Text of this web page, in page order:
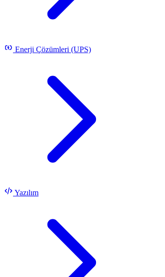
Enerji Çözümleri (UPS)
Yazılım